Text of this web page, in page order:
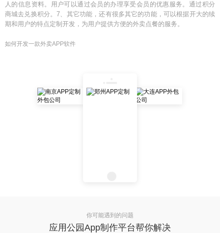
人的信息资料。用户可以通过会员的办理享受会员的优惠服务。通过积分
商城去兑换积分。7、其它功能，还有很多其它的功能，可以根据开大的续
期和用户的特点定制开发，为用户提供方便的外卖点餐的服务。
如何开发一款外卖APP软件
你可能遇到的问题
应用公园App制作平台帮你解决